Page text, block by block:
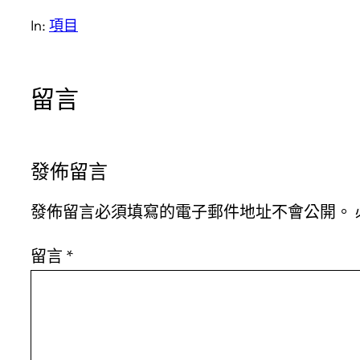
In: 項目
留言
發佈留言
發佈留言必須填寫的電子郵件地址不會公開。
留言 *